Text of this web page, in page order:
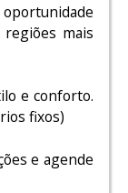
mais
e conforto.
fixos)
e agende